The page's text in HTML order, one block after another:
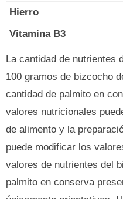
Hierro
Vitamina B3
La cantidad de nutrientes
100 gramos de bizcocho
cantidad de palmito en
valores nutricionales
de alimento y la
puede modificar los
valores de nutrientes del
palmito en conserva